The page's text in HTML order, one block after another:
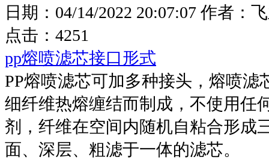
日期： 04/14/2022 20:07:07 作者：
点击： 4251
pp熔喷滤芯接口形式
PP熔喷滤芯可加多种接头，熔喷滤
细纤维热熔缠结而制成，不使用任
剂，纤维在空间内随机自粘合形成
面、深层、粗滤于一体的滤芯。